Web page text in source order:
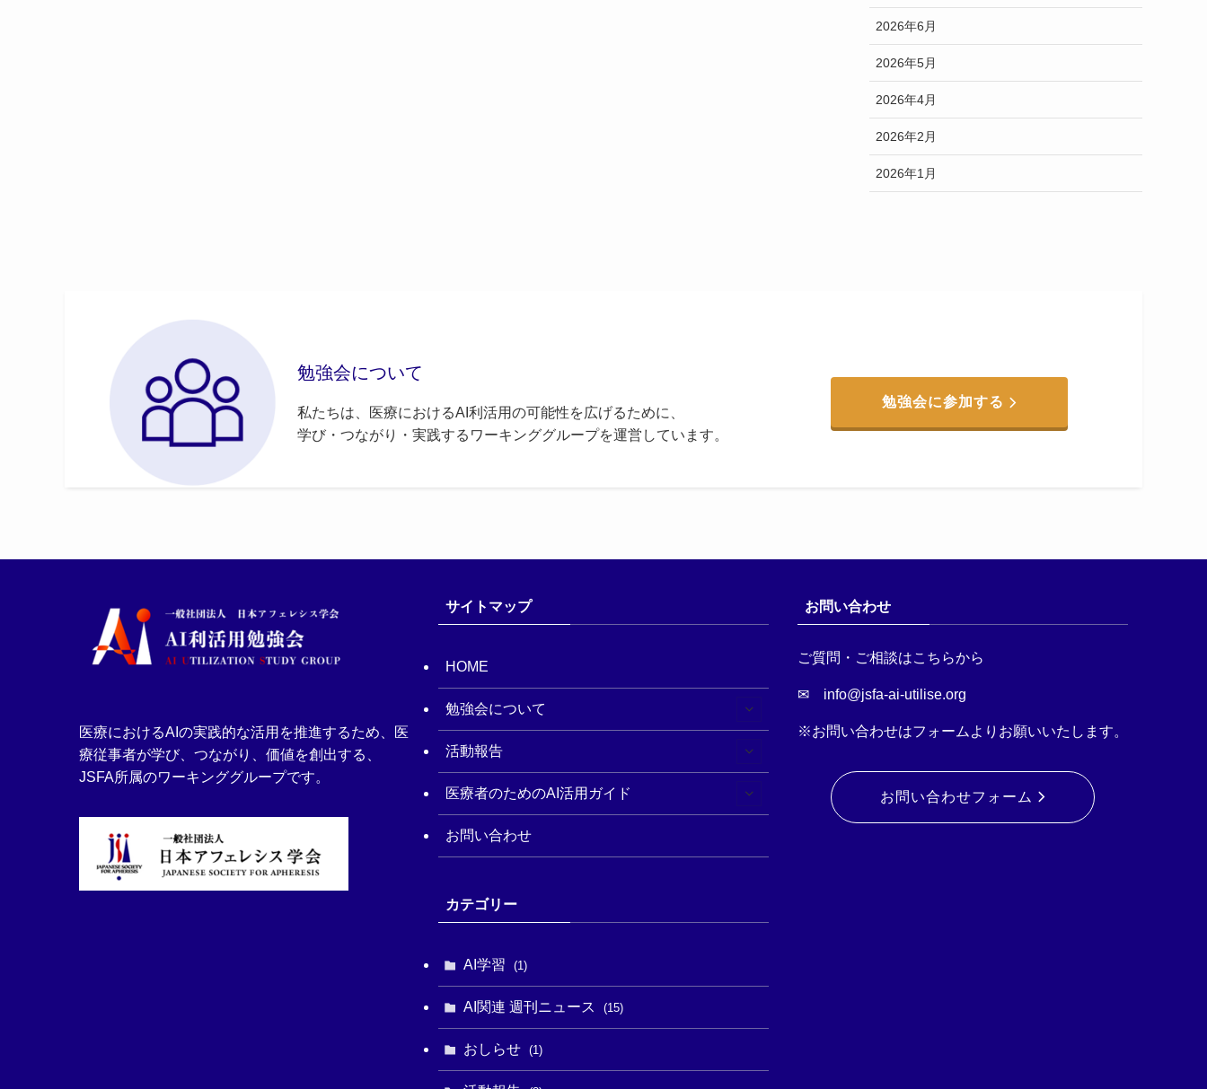
2026年6月
2026年5月
2026年4月
2026年2月
2026年1月
勉強会について
私たちは、医療におけるAI利活用の可能性を広げるために、
学び・つながり・実践するワーキンググループを運営しています。
勉強会に参加する
医療におけるAIの実践的な活用を推進するため、医
療従事者が学び、つながり、価値を創出する、
JSFA所属のワーキンググループです。
サイトマップ
HOME
勉強会について
活動報告
医療者のためのAI活用ガイド
お問い合わせ
カテゴリー
AI学習 (1)
AI関連 週刊ニュース (15)
おしらせ (1)
お問い合わせ
ご質問・ご相談はこちらから
✉ info@jsfa-ai-utilise.org
※お問い合わせはフォームよりお願いいたします。
お問い合わせフォーム